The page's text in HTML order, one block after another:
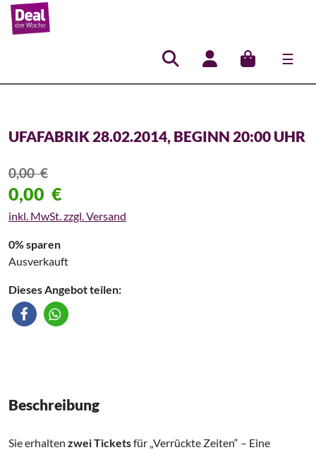
☰
Hauptnavigation
UFAFABRIK 28.02.2014, BEGINN 20:00 UHR
0,00€
0,00 €
inkl. MwSt. zzgl. Versand
0% sparen
Ausverkauft
Dieses Angebot teilen:
Beschreibung
Sie erhalten zwei Ticketsfür „Verrückte Zeiten“ – Eine